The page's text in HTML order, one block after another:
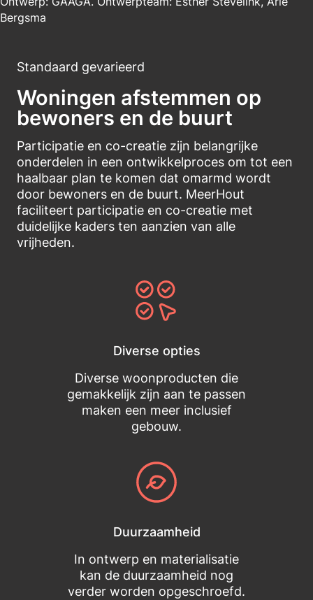
Bergsma
Standaard gevarieerd
Woningen afstemmen op
bewoners en de buurt
Participatie en co-creatie zijn belangrijke
onderdelen in een ontwikkelproces om tot een
haalbaar plan te komen dat omarmd wordt
door bewoners en de buurt. MeerHout
faciliteert participatie en co-creatie met
duidelijke kaders ten aanzien van alle
vrijheden.
Diverse opties
Diverse woonproducten die
gemakkelijk zijn aan te passen
maken een meer inclusief
gebouw.
Duurzaamheid
In ontwerp en materialisatie
kan de duurzaamheid nog
verder worden opgeschroefd.